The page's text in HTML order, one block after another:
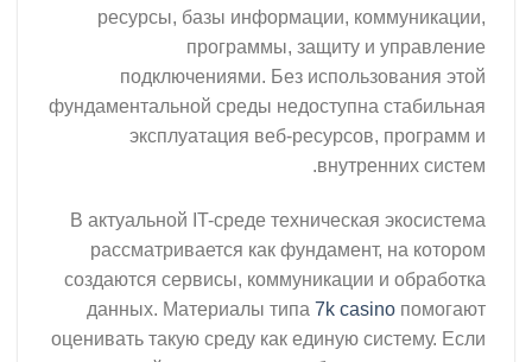
ресурсы, базы информации, коммуникации,
программы, защиту и управление
подключениями. Без использования этой
фундаментальной среды недоступна стабильная
эксплуатация веб-ресурсов, программ и
внутренних систем.
В актуальной IT-среде техническая экосистема
рассматривается как фундамент, на котором
создаются сервисы, коммуникации и обработка
данных. Материалы типа 7k casino помогают
оценивать такую среду как единую систему. Если